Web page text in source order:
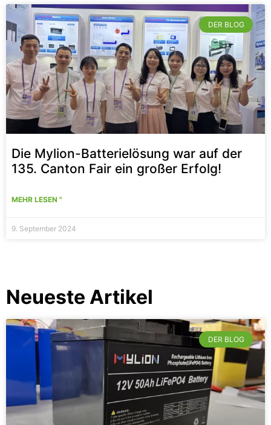
DER BLOG
Die Mylion-Batterielösung war auf der
135. Canton Fair ein großer Erfolg!
MEHR LESEN "
9. September 2024
Neueste Artikel
DER BLOG